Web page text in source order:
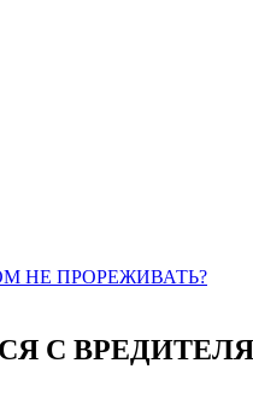
НЕ ПРОРЕЖИВАТЬ?
С